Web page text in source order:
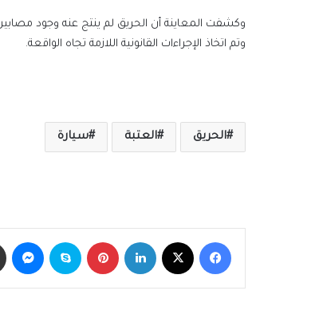
وكشفت المعاينة أن الحريق لم ينتج عنه وجود مصابين
وتم اتخاذ الإجراءات القانونية اللازمة تجاه الواقعة.
الحريق العتبة سيارة
فيسبوك لينكدإن بينتيريست سكايب